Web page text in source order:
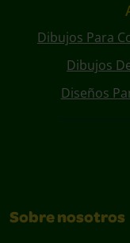
Dibujos Para
Dibujos
Diseños
Sobre nosotros